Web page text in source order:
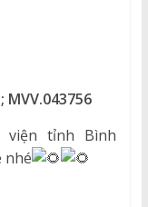
MVV.043756
viện tỉnh Bình
nhé